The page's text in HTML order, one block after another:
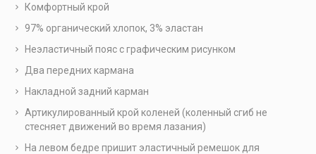
Комфортный крой
97% органический хлопок, 3% эластан
Неэластичный пояс с графическим рисунком
Два передних кармана
Накладной задний карман
Артикулированный крой коленей (коленный сгиб не
стесняет движений во время лазания)
На левом бедре пришит эластичный ремешок для